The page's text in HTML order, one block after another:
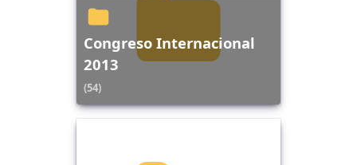
Congreso Internacional
2013
(54)